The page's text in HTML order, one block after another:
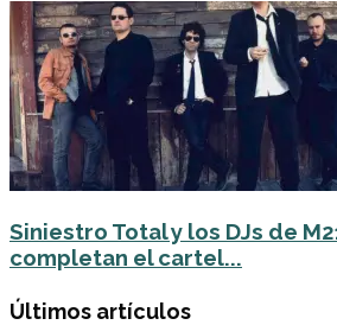
Siniestro Total y los DJs de
completan el cartel...
Últimos artículos